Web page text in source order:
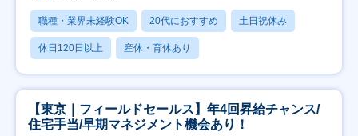
職種・業界未経験OK 20代におすすめ 土日祝休み
休日120日以上 産休・育休あり
【東京｜フィールドセールス】年4回昇給チャンス/
住宅手当/早期マネジメント機会あり！